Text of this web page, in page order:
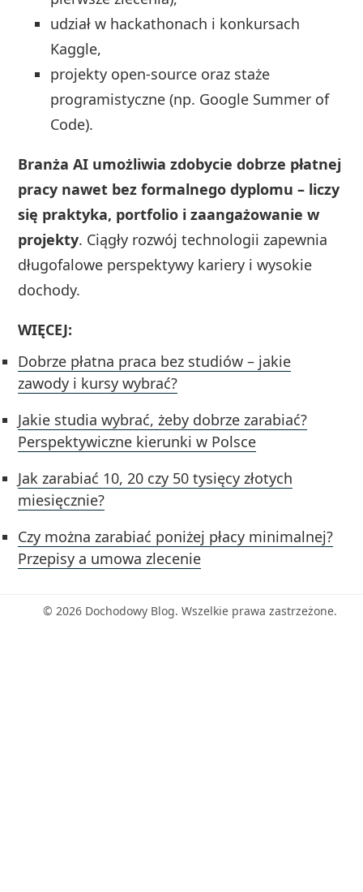
udział w hackathonach i konkursach
Kaggle,
projekty open-source oraz staże
programistyczne (np. Google Summer of
Code).
Branża AI umożliwia zdobycie dobrze płatnej
pracy nawet bez formalnego dyplomu – liczy
się praktyka, portfolio i zaangażowanie w
projekty. Ciągły rozwój technologii zapewnia
długofalowe perspektywy kariery i wysokie
dochody.
WIĘCEJ:
Dobrze płatna praca bez studiów – jakie
zawody i kursy wybrać?
Jakie studia wybrać, żeby dobrze zarabiać?
Perspektywiczne kierunki w Polsce
Jak zarabiać 10, 20 czy 50 tysięcy złotych
miesięcznie?
Czy można zarabiać poniżej płacy minimalnej?
Przepisy a umowa zlecenie
© 2026 Dochodowy Blog. Wszelkie prawa zastrzeżone.